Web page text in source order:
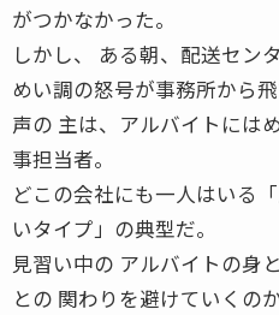
がつかなかった。
しかし、 ある朝、配送セン
めい調の怒号が事務所から飛
声の 主は、アルバイトには
事担当者。
どこの会社にも一人はいる
いタイプ」の典型だ。
見習い中の アルバイトの身
との 関わりを避けていくの